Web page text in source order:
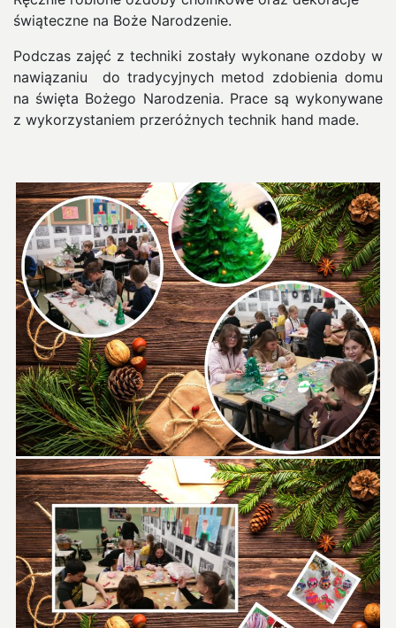
świąteczne na Boże Narodzenie.
Podczas zajęć z techniki zostały wykonane ozdoby w
nawiązaniu
do tradycyjnych metod zdobienia domu
na święta Bożego Narodzenia. Prace są wykonywane
z wykorzystaniem przeróżnych technik hand made.